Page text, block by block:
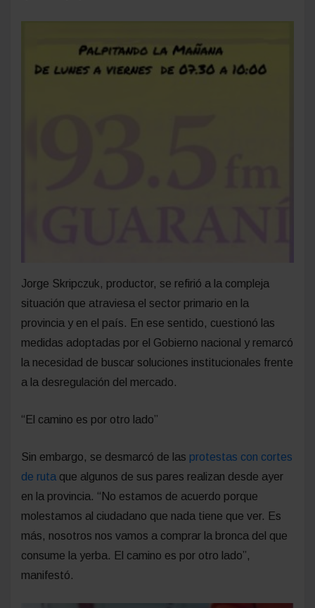
Jorge Skripczuk, productor, se refirió a la compleja
situación que atraviesa el sector primario en la
provincia y en el país. En ese sentido, cuestionó las
medidas adoptadas por el Gobierno nacional y remarcó
la necesidad de buscar soluciones institucionales frente
a la desregulación del mercado.
“El camino es por otro lado”
Sin embargo, se desmarcó de las protestas con cortes
de ruta que algunos de sus pares realizan desde ayer
en la provincia. “No estamos de acuerdo porque
molestamos al ciudadano que nada tiene que ver. Es
más, nosotros nos vamos a comprar la bronca del que
consume la yerba. El camino es por otro lado”,
manifestó.